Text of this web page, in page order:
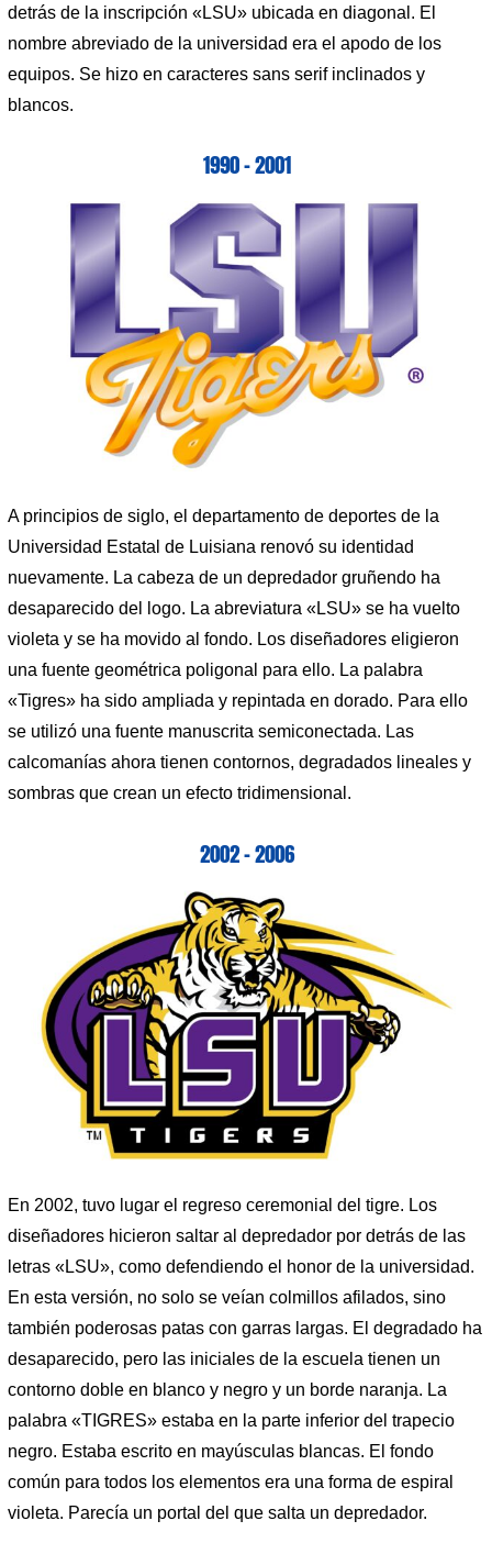
detrás de la inscripción «LSU» ubicada en diagonal. El
nombre abreviado de la universidad era el apodo de los
equipos. Se hizo en caracteres sans serif inclinados y
blancos.
1990 – 2001
A principios de siglo, el departamento de deportes de la
Universidad Estatal de Luisiana renovó su identidad
nuevamente. La cabeza de un depredador gruñendo ha
desaparecido del logo. La abreviatura «LSU» se ha vuelto
violeta y se ha movido al fondo. Los diseñadores eligieron
una fuente geométrica poligonal para ello. La palabra
«Tigres» ha sido ampliada y repintada en dorado. Para ello
se utilizó una fuente manuscrita semiconectada. Las
calcomanías ahora tienen contornos, degradados lineales y
sombras que crean un efecto tridimensional.
2002 – 2006
En 2002, tuvo lugar el regreso ceremonial del tigre. Los
diseñadores hicieron saltar al depredador por detrás de las
letras «LSU», como defendiendo el honor de la universidad.
En esta versión, no solo se veían colmillos afilados, sino
también poderosas patas con garras largas. El degradado ha
desaparecido, pero las iniciales de la escuela tienen un
contorno doble en blanco y negro y un borde naranja. La
palabra «TIGRES» estaba en la parte inferior del trapecio
negro. Estaba escrito en mayúsculas blancas. El fondo
común para todos los elementos era una forma de espiral
violeta. Parecía un portal del que salta un depredador.